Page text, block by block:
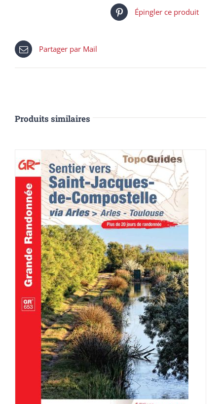
Épingler ce produit
Partager par Mail
Produits similaires
AJOUTER AU PANIER / DÉTAILS